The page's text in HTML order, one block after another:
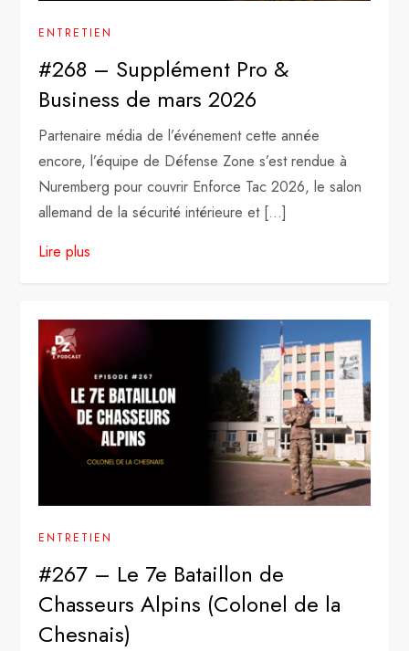
ENTRETIEN
#268 – Supplément Pro &
Business de mars 2026
Partenaire média de l’événement cette année
encore, l’équipe de Défense Zone s’est rendue à
Nuremberg pour couvrir Enforce Tac 2026, le salon
allemand de la sécurité intérieure et […]
Lire plus
ENTRETIEN
#267 – Le 7e Bataillon de
Chasseurs Alpins (Colonel de la
Chesnais)